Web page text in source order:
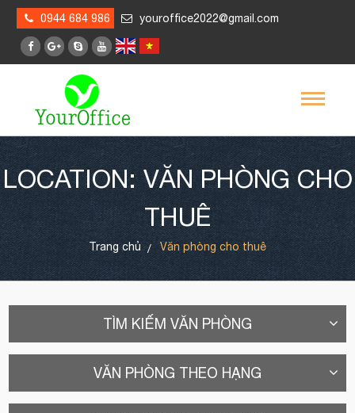
0944 684 986 youroffice2022@gmail.com
LOCATION: VĂN PHÒNG CHO
THUÊ
Trang chủ Văn phòng cho thuê
TÌM KIẾM VĂN PHÒNG
VĂN PHÒNG THEO HẠNG